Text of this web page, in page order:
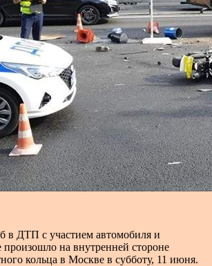
в ДТП с участием автомобиля и
произошло на внутренней стороне
кольца в Москве в субботу, 11 июня.